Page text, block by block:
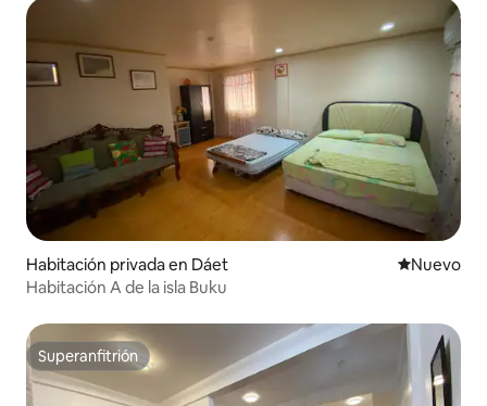
Habitación privada en Dáet Lugar
Nuevo
Habitación A de la isla Buku
Superanfitrión
Superanfitrión